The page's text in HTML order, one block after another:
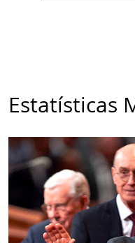
Estatísticas